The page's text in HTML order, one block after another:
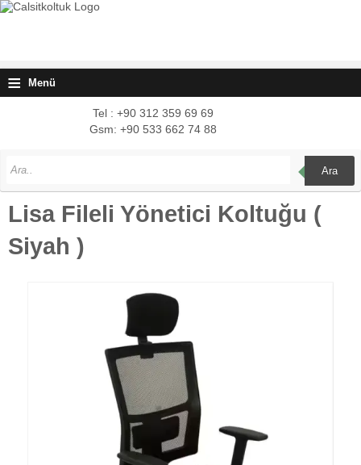
≡ Menü
Tel : +90 312 359 69 69
Gsm: +90 533 662 74 88
Ara
Lisa Fileli Yönetici Koltuğu (
Siyah )